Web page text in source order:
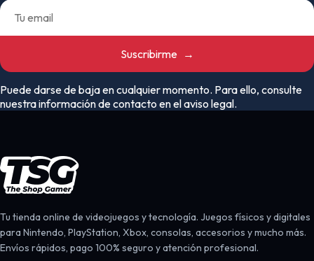
Suscribirme →
Puede darse de baja en cualquier momento. Para ello, consulte
nuestra información de contacto en el aviso legal.
Tu tienda online de videojuegos y tecnología. Juegos físicos y digitales
para Nintendo, PlayStation, Xbox, consolas, accesorios y mucho más.
Envíos rápidos, pago 100% seguro y atención profesional.